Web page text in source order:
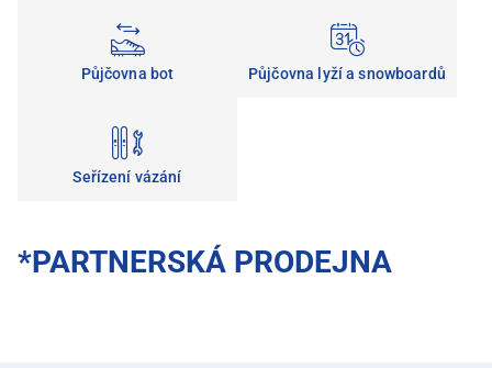
Půjčovna bot Půjčovna lyží a snowboardů
Seřízení vázání
*PARTNERSKÁ PRODEJNA